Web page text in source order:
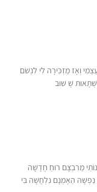
וְאָז מַזְכִּירָה לִי לִנְשֹׁם
מֵרִבְצָם רוּחַ חֲדָשָׁה
הַאָמְנָם נִלְחֲשָׁה בִּי